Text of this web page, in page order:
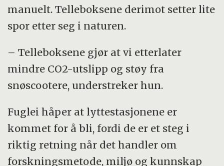
manuelt. Telleboksene derimot setter lite
spor etter seg i naturen.
– Telleboksene gjør at vi etterlater
mindre CO2-utslipp og støy fra
snøscootere, understreker hun.
Fuglei håper at lyttestasjonene er
kommet for å bli, fordi de er et steg i
riktig retning når det handler om
forskningsmetode, miljø og kunnskap